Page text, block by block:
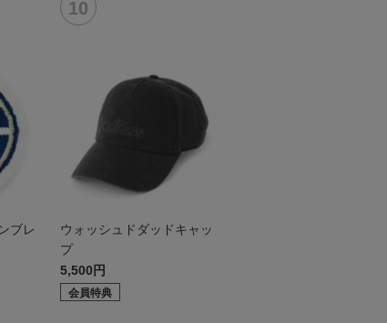
ブレ
ウォッシュドダッドキャッ
プ
5,500円
会員特典